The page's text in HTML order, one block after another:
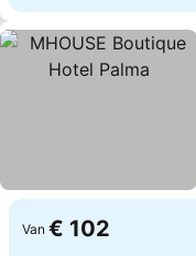
Van € 102